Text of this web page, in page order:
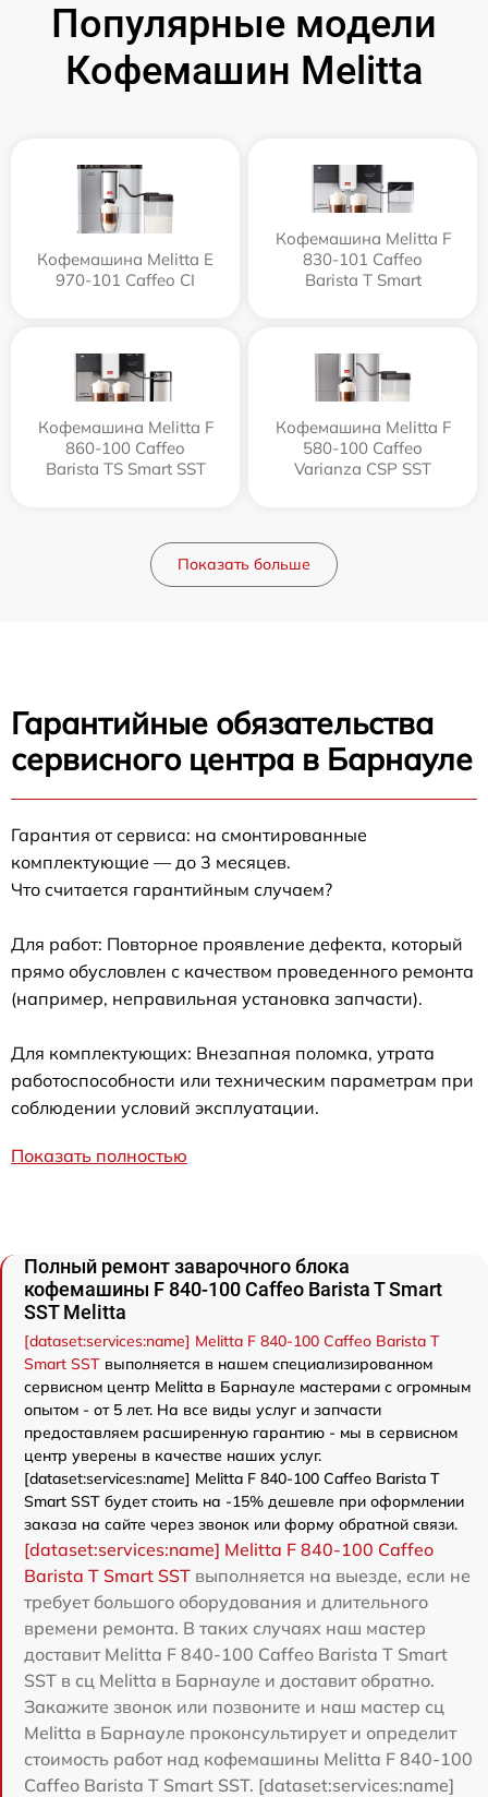
Популярные модели
Кофемашин Melitta
Кофемашина Melitta Е
970-101 Caffeo CI
Кофемашина Melitta F
830-101 Caffeo
Barista T Smart
Кофемашина Melitta F
860-100 Caffeo
Barista TS Smart SST
Кофемашина Melitta F
580-100 Caffeo
Varianza CSP SST
Показать больше
Гарантийные обязательства
сервисного центра в Барнауле
Гарантия от сервиса: на смонтированные
комплектующие — до 3 месяцев.
Что считается гарантийным случаем?
Для работ: Повторное проявление дефекта, который
прямо обусловлен с качеством проведенного ремонта
(например, неправильная установка запчасти).
Для комплектующих: Внезапная поломка, утрата
работоспособности или техническим параметрам при
соблюдении условий эксплуатации.
Показать полностью
Полный ремонт заварочного блока
кофемашины F 840-100 Caffeo Barista T Smart
SST Melitta
[dataset:services:name] Melitta F 840-100 Caffeo Barista T
Smart SST выполняется в нашем специализированном
сервисном центр Melitta в Барнауле мастерами с огромным
опытом - от 5 лет. На все виды услуг и запчасти
предоставляем расширенную гарантию - мы в сервисном
центр уверены в качестве наших услуг.
[dataset:services:name] Melitta F 840-100 Caffeo Barista T
Smart SST будет стоить на -15% дешевле при оформлении
заказа на сайте через звонок или форму обратной связи.
[dataset:services:name] Melitta F 840-100 Caffeo
Barista T Smart SST выполняется на выезде, если не
требует большого оборудования и длительного
времени ремонта. В таких случаях наш мастер
доставит Melitta F 840-100 Caffeo Barista T Smart
SST в сц Melitta в Барнауле и доставит обратно.
Закажите звонок или позвоните и наш мастер сц
Melitta в Барнауле проконсультирует и определит
стоимость работ над кофемашины Melitta F 840-100
Caffeo Barista T Smart SST. [dataset:services:name]